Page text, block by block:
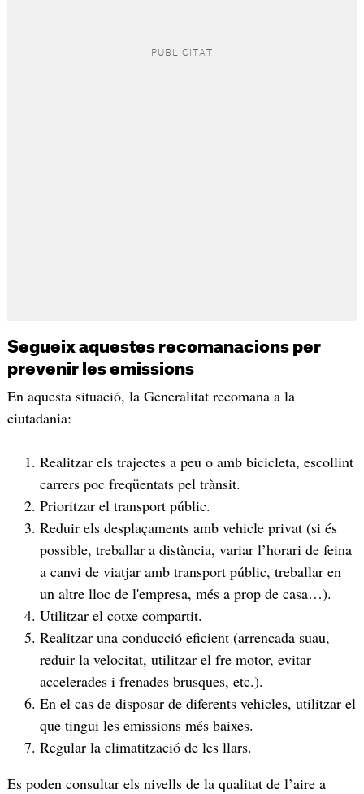
Segueix aquestes recomanacions per
prevenir les emissions
En aquesta situació, la Generalitat recomana a la
ciutadania:
Realitzar els trajectes a peu o amb bicicleta, escollint
carrers poc freqüentats pel trànsit.
Prioritzar el transport públic.
Reduir els desplaçaments amb vehicle privat (si és
possible, treballar a distància, variar l’horari de feina
a canvi de viatjar amb transport públic, treballar en
un altre lloc de l'empresa, més a prop de casa…).
Utilitzar el cotxe compartit.
Realitzar una conducció eficient (arrencada suau,
reduir la velocitat, utilitzar el fre motor, evitar
accelerades i frenades brusques, etc.).
En el cas de disposar de diferents vehicles, utilitzar el
que tingui les emissions més baixes.
Regular la climatització de les llars.
Es poden consultar els nivells de la qualitat de l’aire a